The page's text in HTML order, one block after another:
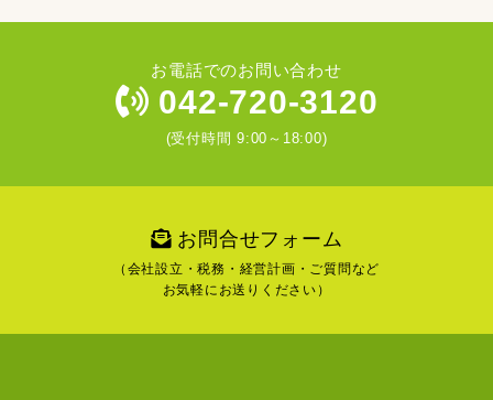
お電話でのお問い合わせ
042-720-3120
(受付時間 9:00～18:00)
お問合せフォーム
（会社設立・税務・経営計画・ご質問など
お気軽にお送りください）